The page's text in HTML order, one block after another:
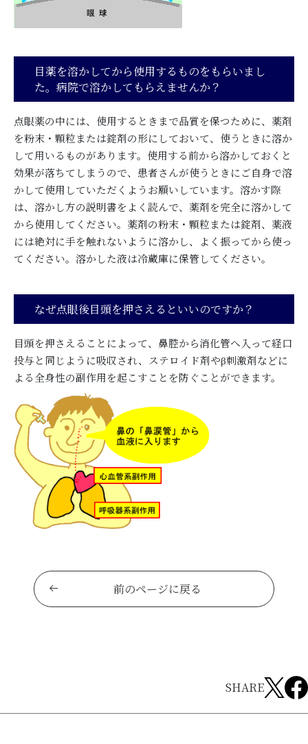
目薬を溶かしてから使用するものをもらいまし
た。病院で溶かしてもらえませんか？
点眼薬の中には、使用するときまで品質を保つために、薬剤
を粉末・顆粒または錠剤の形にしておいて、使うときに溶か
して用いるものがあります。使用する前から溶かしておくと
効果が落ちてしまうので、患者さんが使うときにご自身で溶
かして使用していただくようお願いしています。溶かす際
は、溶かし方の説明書をよく読んで、薬剤を完全に溶かして
から使用してください。薬剤の粉末・顆粒または錠剤、薬液
には絶対に手を触れないように溶かし、よく振ってから使っ
てください。溶かした液は冷蔵庫に保管してください。
なぜ点眼後目頭を押さえるといいのですか？
目頭を押さえることによって、鼻腔から消化管へ入って経口
投与と同じように吸収され、ステロイド剤やβ刺激剤などに
よる全身性の副作用を起こすことを防ぐことができます。
前のページに戻る
SHARE